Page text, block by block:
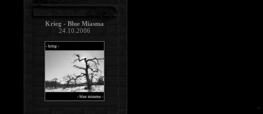
Krieg - Blue Miasma
24.10.2006